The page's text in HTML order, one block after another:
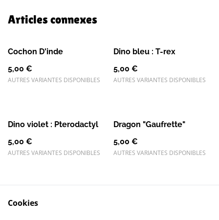
Articles connexes
Cochon D'inde
5,00 €
AUTRES VARIANTES DISPONIBLES
Dino bleu : T-rex
5,00 €
AUTRES VARIANTES DISPONIBLES
Dino violet : Pterodactyl
5,00 €
AUTRES VARIANTES DISPONIBLES
Dragon "Gaufrette"
5,00 €
AUTRES VARIANTES DISPONIBLES
Cookies